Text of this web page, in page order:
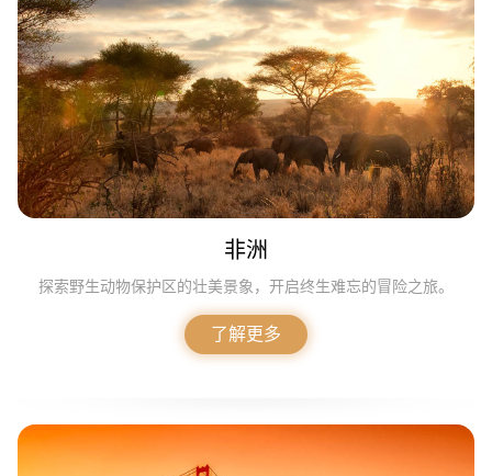
非洲
探索野生动物保护区的壮美景象，开启终生难忘的冒险之旅。
了解更多